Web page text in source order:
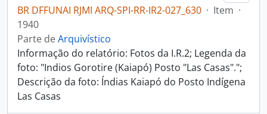
BR DFFUNAI RJMI ARQ-SPI-RR-IR2-027_630 · Item ·
1940
Parte deArquivístico
Informação do relatório: Fotos da I.R.2; Legenda da
foto: "Indios Gorotire (Kaiapó) Posto "Las Casas".";
Descrição da foto: Índias Kaiapó do Posto Indígena
Las Casas